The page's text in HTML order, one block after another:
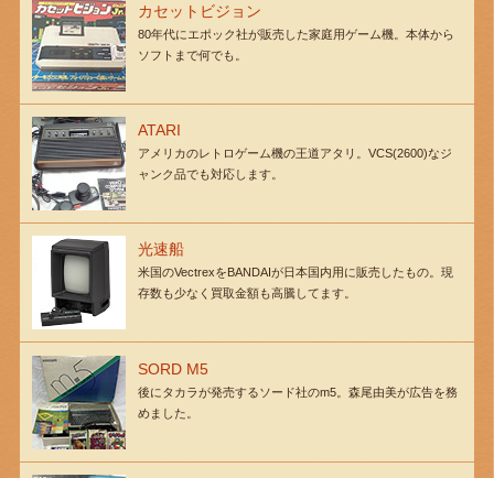
カセットビジョン
80年代にエポック社が販売した家庭用ゲーム機。本体から
ソフトまで何でも。
ATARI
アメリカのレトロゲーム機の王道アタリ。VCS(2600)なジ
ャンク品でも対応します。
光速船
米国のVectrexをBANDAIが日本国内用に販売したもの。現
存数も少なく買取金額も高騰してます。
SORD M5
後にタカラが発売するソード社のm5。森尾由美が広告を務
めました。